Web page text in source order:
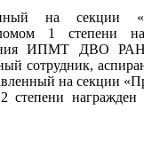
на секции
1 степени
ИПМТ ДВО
сотрудник,
на секции
степени